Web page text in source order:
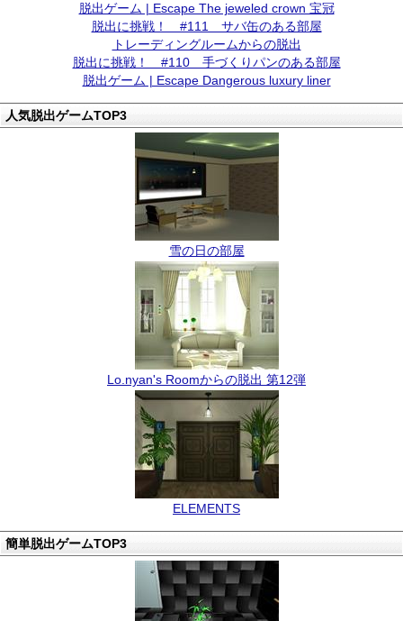
脱出ゲーム | Escape The jeweled crown 宝冠
脱出に挑戦！ #111 サバ缶のある部屋
トレーディングルームからの脱出
脱出に挑戦！ #110 手づくりパンのある部屋
脱出ゲーム | Escape Dangerous luxury liner
人気脱出ゲームTOP3
雪の日の部屋
Lo.nyan's Roomからの脱出 第12弾
ELEMENTS
簡単脱出ゲームTOP3